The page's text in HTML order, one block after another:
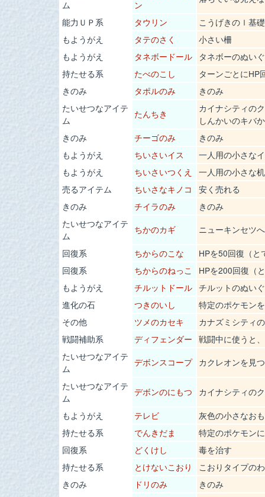
ム
ン
能力ＵＰ系
タウリン
こうげきのｌ基
もようがえ
タテのさく
小さい柵
もようがえ
タネボードール
タネボーのぬい
持たせる系
たべのこし
ターンごとにHP
きのみ
タポルのみ
きのみ
たいせつなアイテ
ム
たんちき
カイナシティの
しんかいのキバ
きのみ
チーゴのみ
きのみ
もようがえ
ちいさいイス
一人用の小さな
もようがえ
ちいさいつくえ
一人用の小さな机
売るアイテム
ちいさなキノコ
安く売れる
きのみ
チイラのみ
きのみ
たいせつなアイテ
ム
ちかのカギ
ニューキンセツ
回復系
ちからのこな
HPを50回復（と
回復系
ちからのねっこ
HPを200回復（
もようがえ
チルットドール チルットのぬい
進化の石
つきのいし
特定のポケモン
その他
ツメのカセキ
カナズミシティ
戦闘補助系
ディフェンダー 戦闘中に使うと
たいせつなアイテ
ム
デボンスコープ カクレオンを見
たいせつなアイテ
ム
デボンのにもつ
カイナシティの
もようがえ
テレビ
灰色の小さなお
持たせる系
でんきだま
特定のポケモン
回復系
どくけし
毒を治す
持たせる系
とけないこおり
こおりタイプの
きのみ
ドリのみ
きのみ